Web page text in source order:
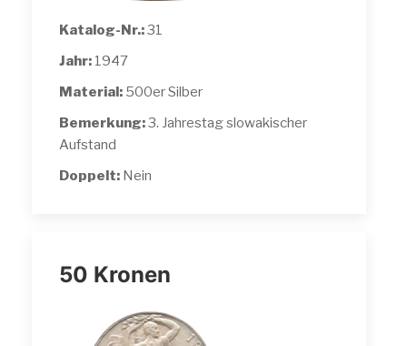
Katalog-Nr.:31
Jahr: 1947
Material: 500er Silber
Bemerkung:3. Jahrestag slowakischer
Aufstand
Doppelt: Nein
50 Kronen